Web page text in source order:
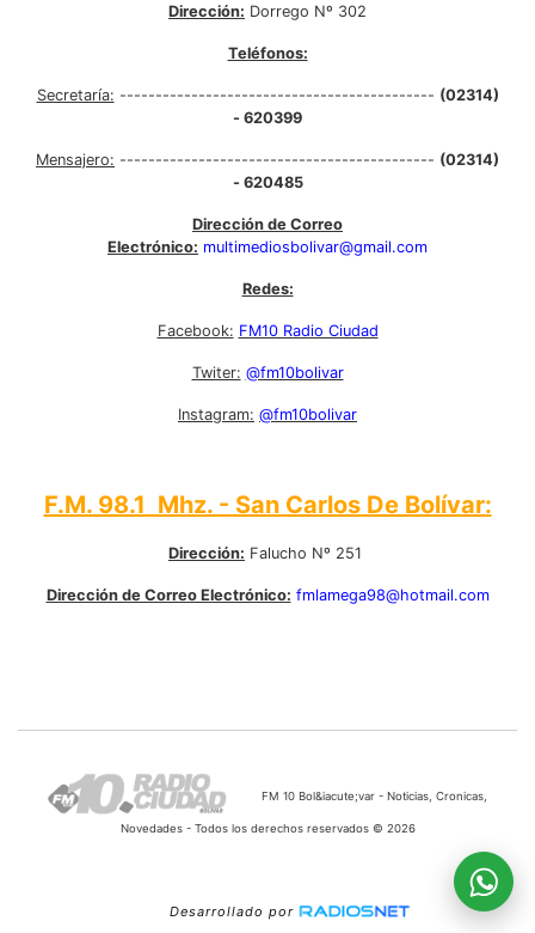
Dirección: Dorrego Nº 302
Teléfonos:
Secretaría: -------------------------------------------- (02314)
- 620399
Mensajero: -------------------------------------------- (02314)
- 620485
Dirección de Correo
Electrónico: multimediosbolivar@gmail.com
Redes:
Facebook: FM10 Radio Ciudad
Twiter: @fm10bolivar
Instagram: @fm10bolivar
F.M. 98.1 Mhz. - San Carlos De Bolívar:
Dirección: Falucho Nº 251
Dirección de Correo Electrónico: fmlamega98@hotmail.com
FM 10 Bol&iacute;var - Noticias, Cronicas,
Novedades - Todos los derechos reservados © 2026
Desarrollado por